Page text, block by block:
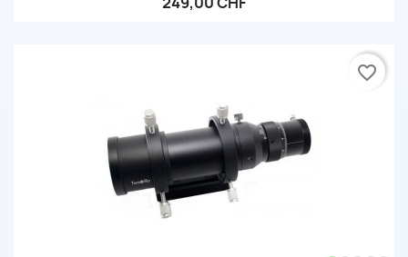
favorite_border